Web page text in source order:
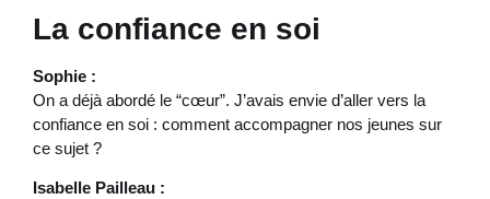
La confiance en soi
Sophie :
On a déjà abordé le “cœur”. J’avais envie d’aller vers la
confiance en soi : comment accompagner nos jeunes sur
ce sujet ?
Isabelle Pailleau :